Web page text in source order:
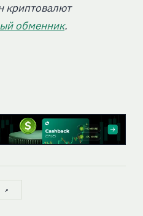
криптовалют
обменник.
↗